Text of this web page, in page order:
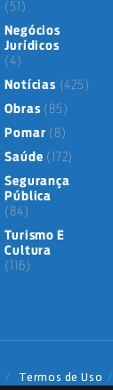
(51)
Negócios
Jurídicos
(4)
Notícias (425)
Obras (85)
Pomar (8)
Saúde (172)
Segurança
Pública
(84)
Turismo E
Cultura
(116)
Termos de Uso